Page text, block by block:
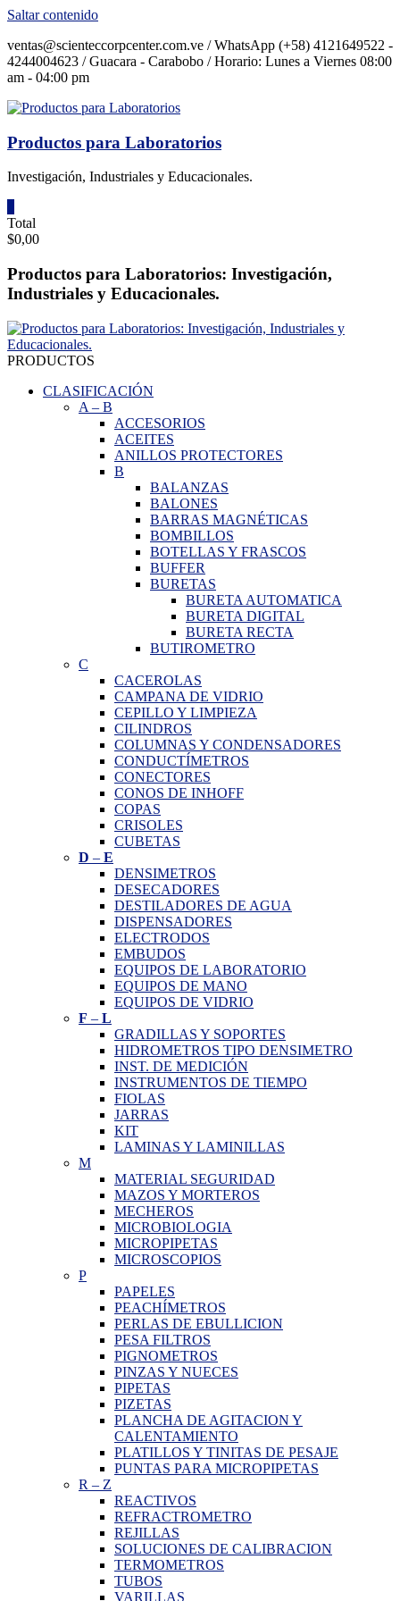
Saltar contenido
ventas@scienteccorpcenter.com.ve / WhatsApp (+58) 4121649522 -
4244004623 / Guacara - Carabobo / Horario: Lunes a Viernes 08:00
am - 04:00 pm
Productos para Laboratorios
Investigación, Industriales y Educacionales.
Total
$0,00
Productos para Laboratorios: Investigación,
Industriales y Educacionales.
PRODUCTOS
CLASIFICACIÓN
A – B
ACCESORIOS
ACEITES
ANILLOS PROTECTORES
B
BALANZAS
BALONES
BARRAS MAGNÉTICAS
BOMBILLOS
BOTELLAS Y FRASCOS
BUFFER
BURETAS
BURETA AUTOMATICA
BURETA DIGITAL
BURETA RECTA
BUTIROMETRO
C
CACEROLAS
CAMPANA DE VIDRIO
CEPILLO Y LIMPIEZA
CILINDROS
COLUMNAS Y CONDENSADORES
CONDUCTÍMETROS
CONECTORES
CONOS DE INHOFF
COPAS
CRISOLES
CUBETAS
D – E
DENSIMETROS
DESECADORES
DESTILADORES DE AGUA
DISPENSADORES
ELECTRODOS
EMBUDOS
EQUIPOS DE LABORATORIO
EQUIPOS DE MANO
EQUIPOS DE VIDRIO
F – L
GRADILLAS Y SOPORTES
HIDROMETROS TIPO DENSIMETRO
INST. DE MEDICIÓN
INSTRUMENTOS DE TIEMPO
FIOLAS
JARRAS
KIT
LAMINAS Y LAMINILLAS
M
MATERIAL SEGURIDAD
MAZOS Y MORTEROS
MECHEROS
MICROBIOLOGIA
MICROPIPETAS
MICROSCOPIOS
P
PAPELES
PEACHÍMETROS
PERLAS DE EBULLICION
PESA FILTROS
PIGNOMETROS
PINZAS Y NUECES
PIPETAS
PIZETAS
PLANCHA DE AGITACION Y
CALENTAMIENTO
PLATILLOS Y TINITAS DE PESAJE
PUNTAS PARA MICROPIPETAS
R – Z
REACTIVOS
REFRACTROMETRO
REJILLAS
SOLUCIONES DE CALIBRACION
TERMOMETROS
TUBOS
VARILLAS